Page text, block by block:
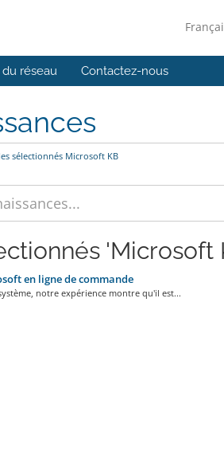
du réseau Contactez-nous
sélectionnés Microsoft KB
'Microsoft
en ligne de commande
notre expérience montre qu'il est...